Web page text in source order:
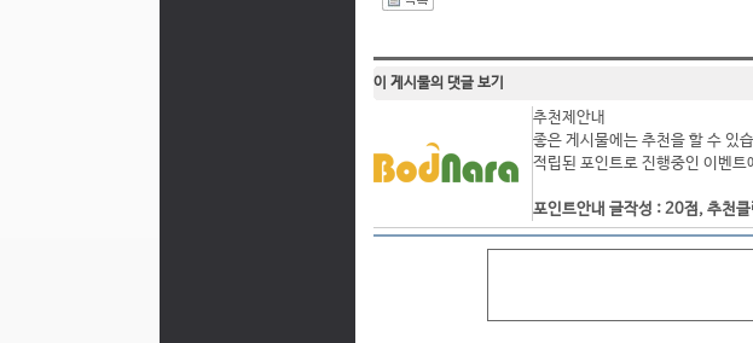
이 게시물의 댓글 보기
추천제안내
좋은 게시물에는 추천을 할 수 있
적립된 포인트로 진행중인 이벤
포인트안내 글작성 : 20점, 추천